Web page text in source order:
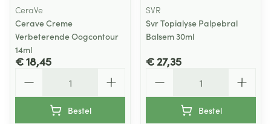
CeraVe
Cerave Creme
Verbeterende Oogcontour
14ml
€ 18,45
Bestel
SVR
Svr Topialyse Palpebral
Balsem 30ml
€ 27,35
Bestel